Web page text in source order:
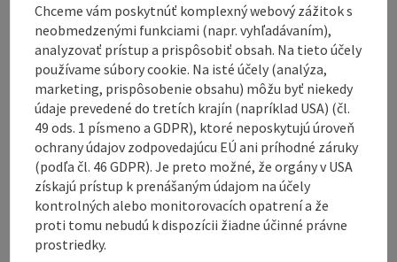
The seat of the Passau ministers played a certain role
in the Schaunberg feud of the 13th century. It fell into
disrepair in the 15th century, but is now inhabited
again.
Contact
Opening hours
Chceme vám poskytnúť komplexný webový zážitok s
neobmedzenými funkciami (napr. vyhľadávaním),
analyzovať prístup a prispôsobiť obsah. Na tieto účely
používame súbory cookie. Na isté účely (analýza,
marketing, prispôsobenie obsahu) môžu byť niekedy
údaje prevedené do tretích krajín (napríklad USA) (čl.
49 ods. 1 písmeno a GDPR), ktoré neposkytujú úroveň
ochrany údajov zodpovedajúcu EÚ ani príhodné záruky
(podľa čl. 46 GDPR). Je preto možné, že orgány v USA
získajú prístup k prenášaným údajom na účely
kontrolných alebo monitorovacích opatrení a že
proti tomu nebudú k dispozícii žiadne účinné právne
prostriedky.